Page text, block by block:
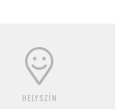
HELYSZÍN